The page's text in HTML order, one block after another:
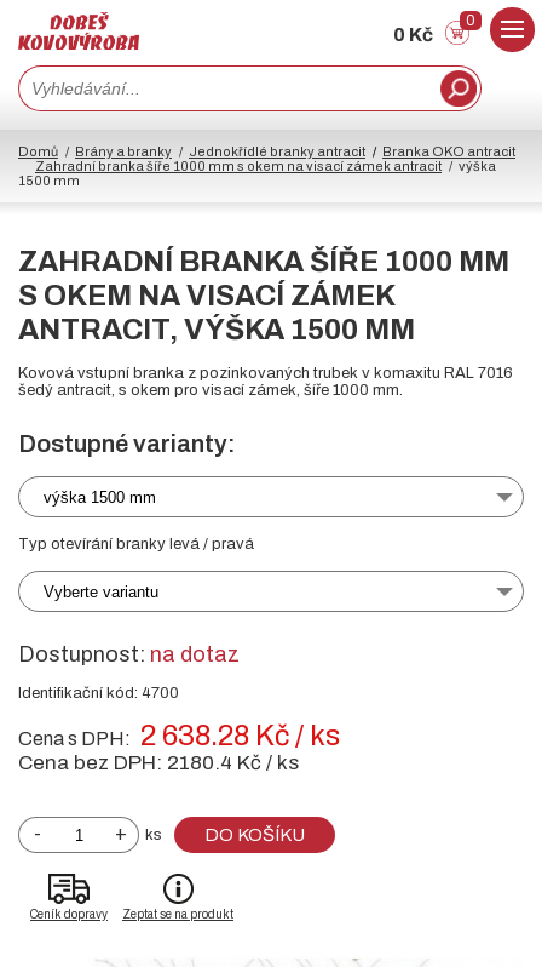
0 Kč
0
Domů Brány a branky Jednokřídlé branky antracit
Branka OKO antracit
Zahradní branka šíře 1000 mm s okem na visací zámek antracit
výška
1500 mm
ZAHRADNÍ BRANKA ŠÍŘE 1000 MM
S OKEM NA VISACÍ ZÁMEK
ANTRACIT, VÝŠKA 1500 MM
Kovová vstupní branka z pozinkovaných trubek v komaxitu RAL 7016
šedý antracit, s okem pro visací zámek, šíře 1000 mm.
Dostupné varianty:
výška 1500 mm
Typ otevírání branky levá / pravá
Vyberte variantu
Dostupnost: na dotaz
Identifikační kód: 4700
Cena s DPH: 2 638.28 Kč / ks
Cena bez DPH: 2180.4 Kč / ks
- + ks DO KOŠÍKU
Ceník dopravy Zeptat se na produkt